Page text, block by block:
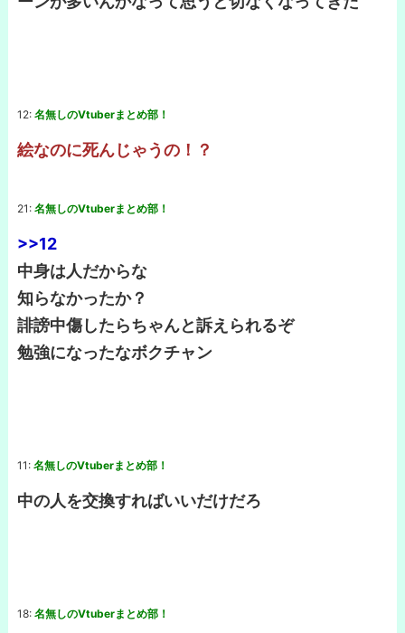
12: 名無しのVtuberまとめ部！
絵なのに死んじゃうの！？
21: 名無しのVtuberまとめ部！
>>12
中身は人だからな
知らなかったか？
誹謗中傷したらちゃんと訴えられるぞ
勉強になったなボクチャン
11: 名無しのVtuberまとめ部！
中の人を交換すればいいだけだろ
18: 名無しのVtuberまとめ部！